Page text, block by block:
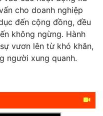
cho doanh nghiệp
đến cộng đồng, đều
không ngừng. Hành
vươn lên từ khó khăn,
người xung quanh.